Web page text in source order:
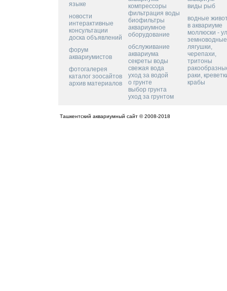
языке
новости
интерактивные
консультации
доска объявлений
форум
аквариумистов
фотогалерея
каталог зоосайтов
архив материалов
компрессоры
фильтрация воды
биофильтры
аквариумное
оборудование
обслуживание
аквариума
секреты воды
свежая вода
уход за водой
о грунте
выбор грунта
уход за грунтом
виды рыб
водные
в аквариуме
моллюски -
лягушки,
черепахи,
тритоны
раки,
крабы
Ташкентский аквариумный сайт © 2008-2018